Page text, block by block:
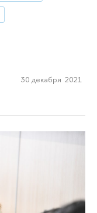
30 декабря 2021